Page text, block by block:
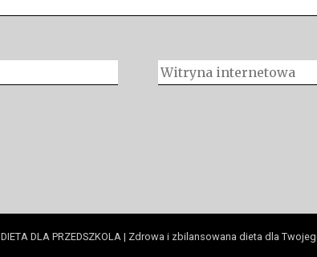
DIETA DLA PRZEDSZKOLA | Zdrowa i zbilansowana dieta dla